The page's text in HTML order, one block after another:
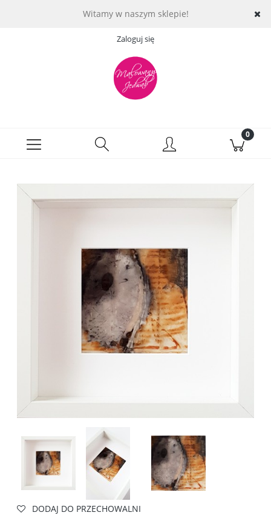
Witamy w naszym sklepie!
Zaloguj się
DODAJ DO PRZECHOWALNI